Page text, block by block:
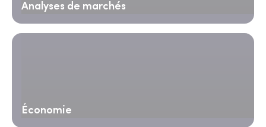
Analyses de marchés
Économie